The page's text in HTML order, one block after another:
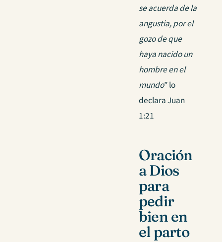
se acuerda de la
angustia, por el
gozo de que
haya nacido un
hombre en el
mundo” lo
declara Juan
1:21
Oración
a Dios
para
pedir
bien en
el parto